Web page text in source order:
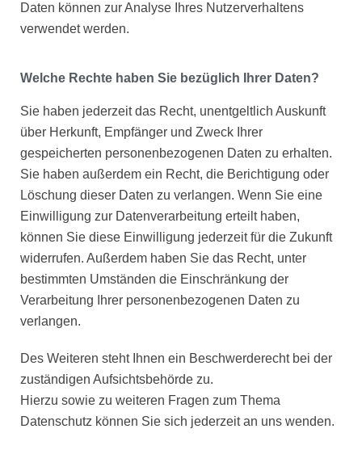
Daten können zur Analyse Ihres Nutzerverhaltens
verwendet werden.
Welche Rechte haben Sie bezüglich Ihrer Daten?
Sie haben jederzeit das Recht, unentgeltlich Auskunft
über Herkunft, Empfänger und Zweck Ihrer
gespeicherten personenbezogenen Daten zu erhalten.
Sie haben außerdem ein Recht, die Berichtigung oder
Löschung dieser Daten zu verlangen. Wenn Sie eine
Einwilligung zur Datenverarbeitung erteilt haben,
können Sie diese Einwilligung jederzeit für die Zukunft
widerrufen. Außerdem haben Sie das Recht, unter
bestimmten Umständen die Einschränkung der
Verarbeitung Ihrer personenbezogenen Daten zu
verlangen.
Des Weiteren steht Ihnen ein Beschwerderecht bei der
zuständigen Aufsichtsbehörde zu.
Hierzu sowie zu weiteren Fragen zum Thema
Datenschutz können Sie sich jederzeit an uns wenden.